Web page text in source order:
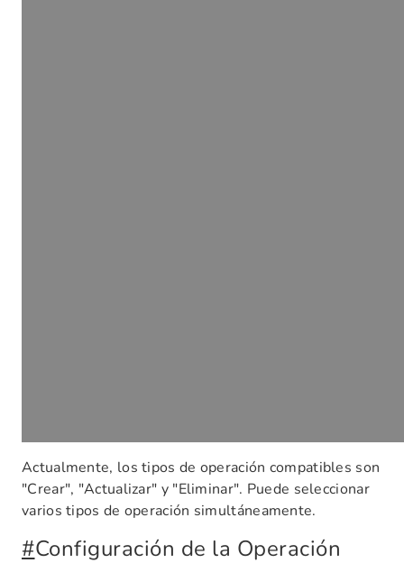
Actualmente, los tipos de operación compatibles son
"Crear", "Actualizar" y "Eliminar". Puede seleccionar
varios tipos de operación simultáneamente.
#Configuración de la Operación